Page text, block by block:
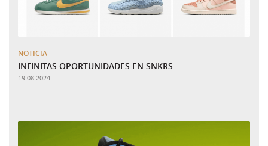
NOTICIA
INFINITAS OPORTUNIDADES EN SNKRS
19.08.2024